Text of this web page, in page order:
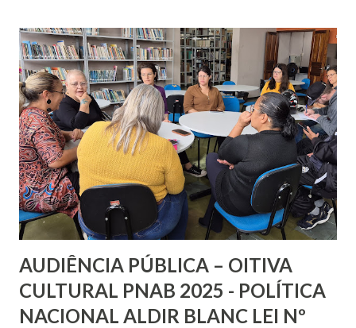
no evento para prestigiar as inovações do setor e
fortalecer o relacionamento com as indústrias pompeianas
presentes na feira. A participação dos secretários reforça
o compromisso da administração municipal em apoiar o
desenvolvimento econômico da cidade e valorizar as
empresas locais que se destacam nacional e
internacionalmente no setor agrícola. “A presença da
Prefeitura na Agrishow é uma forma de reconhecer e
apoiar o trabalho das nossas indústrias, que são orgulho de
Pompeia e fundamentais para a geraç...
AUDIÊNCIA PÚBLICA – OITIVA
CULTURAL PNAB 2025 - POLÍTICA
NACIONAL ALDIR BLANC LEI Nº